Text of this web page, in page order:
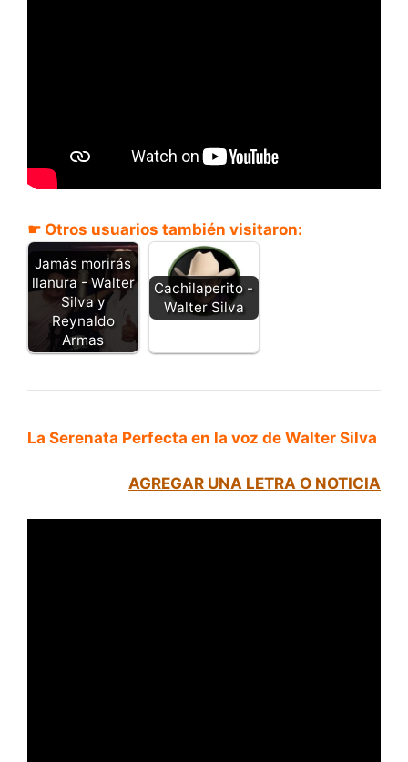
☛ Otros usuarios también visitaron:
Jamás morirás
llanura - Walter
Silva y
Reynaldo
Armas
Cachilaperito -
Walter Silva
La Serenata Perfecta en la voz de Walter Silva
AGREGAR UNA LETRA O NOTICIA